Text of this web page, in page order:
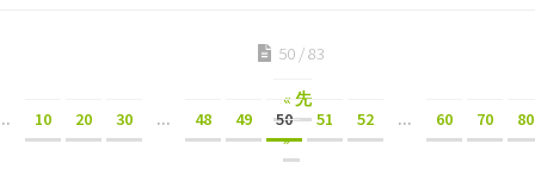
50 / 83
« 先
10 20 30 ... 48 49 50 51 52 ... 60 70 80
»